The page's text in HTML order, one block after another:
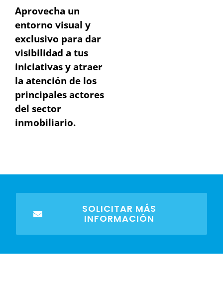
Aprovecha un
entorno visual y
exclusivo para dar
visibilidad a tus
iniciativas y atraer
la atención de los
principales actores
del sector
inmobiliario.
SOLICITAR MÁS
INFORMACIÓN